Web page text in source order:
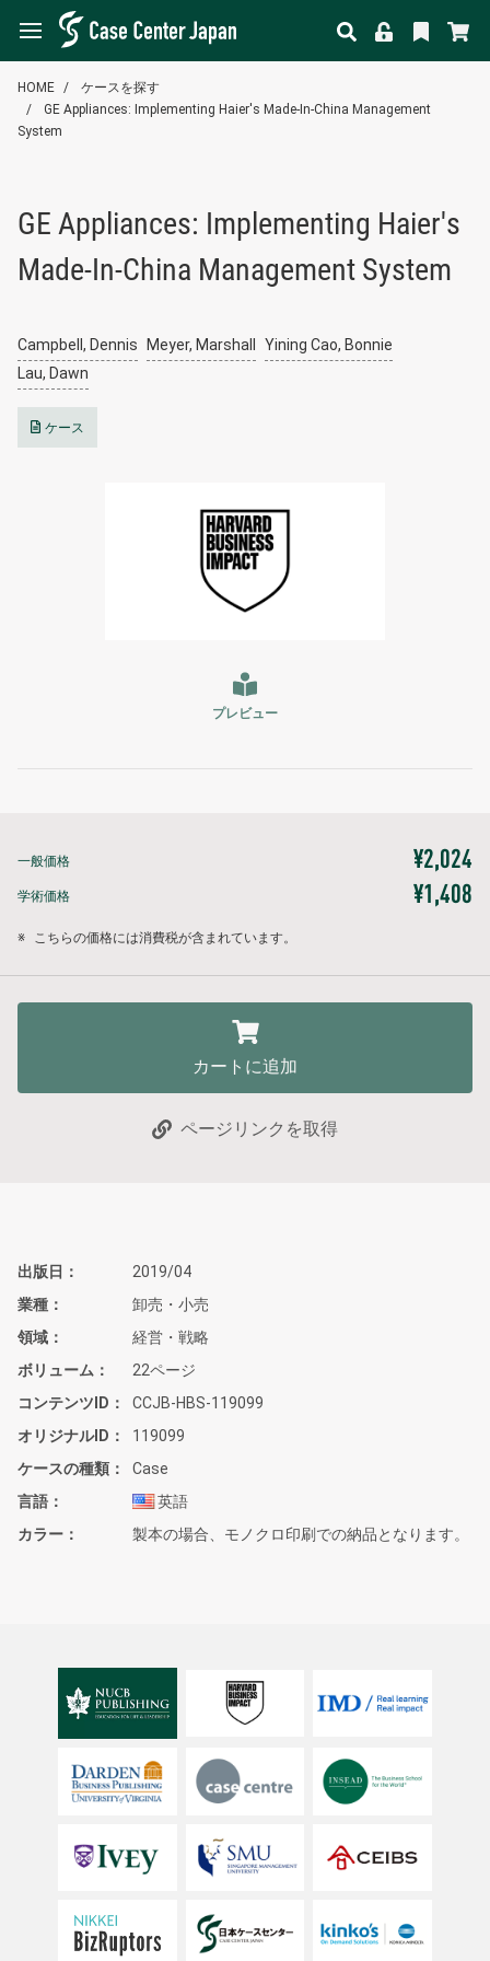
HOME
ケースを探す
GE Appliances: Implementing Haier's Made-In-China Management
System
GE Appliances: Implementing Haier's
Made-In-China Management System
Campbell, Dennis Meyer, Marshall
Yining Cao, Bonnie
Lau, Dawn
ケース
プレビュー
一般価格 ¥2,024
学術価格 ¥1,408
※ こちらの価格には消費税が含まれています。
カートに追加
ページリンクを取得
出版日
2019/04
業種
卸売・小売
領域
経営・戦略
ボリューム
22ページ
コンテンツID
CCJB-HBS-119099
オリジナルID
119099
ケースの種類
Case
言語
英語
カラー
製本の場合、モノクロ印刷での納品となります。